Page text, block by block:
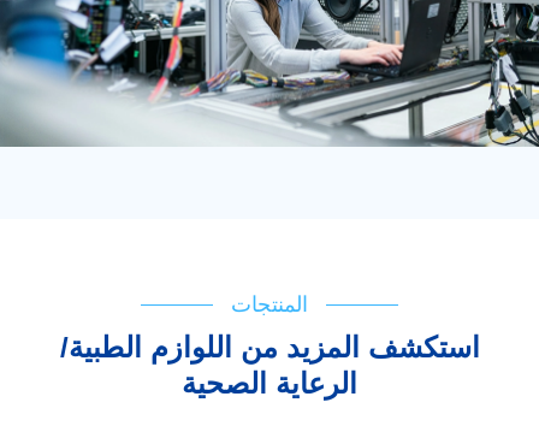
المنتجات
استكشف المزيد من اللوازم الطبية/
الرعاية الصحية